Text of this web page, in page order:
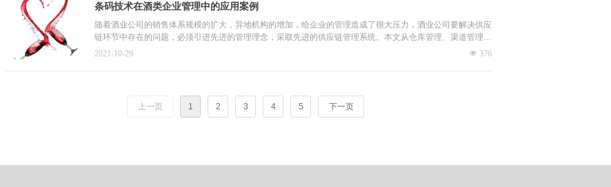
条码技术在酒类企业管理中的应用案例
随着酒业公司的销售体系规模的扩大，异地机构的增加，给企业的管理造成了很大压力，酒业公司要解决供应
链环节中存在的问题，必须引进先进的管理理念，采取先进的供应链管理系统。本文从仓库管理、渠道管理、
产品质量追踪管理、防窜货管理等方面介绍了条码技术在酒类企业管理中的应用。
넶 376
2021-10-29
上一页 1 2 3 4 5 下一页